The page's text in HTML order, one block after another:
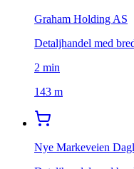
Graham Holding AS
Detaljhandel med
2 min
143 m
Nye Markeveien